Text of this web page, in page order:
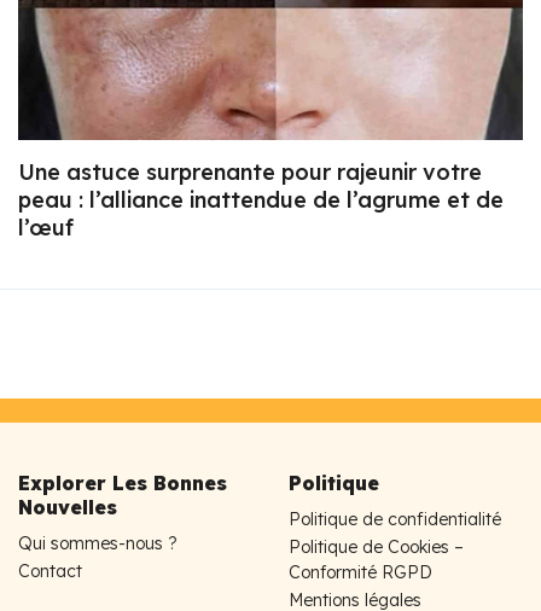
Une astuce surprenante pour rajeunir votre
peau : l’alliance inattendue de l’agrume et de
l’œuf
Explorer Les Bonnes
Nouvelles
Qui sommes-nous ?
Contact
Politique
Politique de confidentialité
Politique de Cookies –
Conformité RGPD
Mentions légales